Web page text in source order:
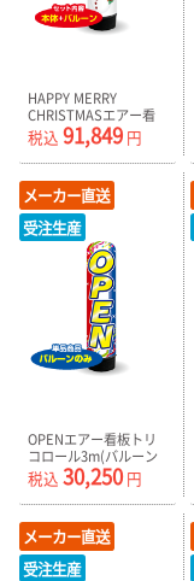
HAPPY MERRY
CHRISTMASエアー看
板スノーマン3m(バル
ーン+スタンド)
AR090121ININ
税込 91,849 円
メーカー直送
受注生産
OPENエアー看板トリ
コロール3m(バルーン
のみ) AR090122IN_C
税込 30,250 円
メーカー直送
受注生産